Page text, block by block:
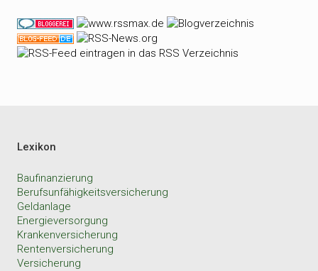
Lexikon
Baufinanzierung
Berufsunfähigkeitsversicherung
Geldanlage
Energieversorgung
Krankenversicherung
Rentenversicherung
Versicherung